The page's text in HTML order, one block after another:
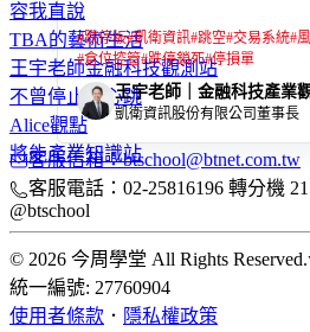
容我直說
TBA的藝術生活
王宇老師金融科技觀測站
不曾停止的心跳
Alice觀點
將能產業知識站
#跌停板#凱衛資訊#跳空#交易系統#
#倉位控管#跌停鎖死#停損單
王宇老師｜金融科技產業
凱衛資訊股份有限公司董事長
客服信箱：btschool@btnet.com.tw
客服電話：02-25816196 轉分機
@btschool
© 2026 今周學堂 All Rights Reserved.
統一編號: 27760904
使用者條款 ． 隱私權政策